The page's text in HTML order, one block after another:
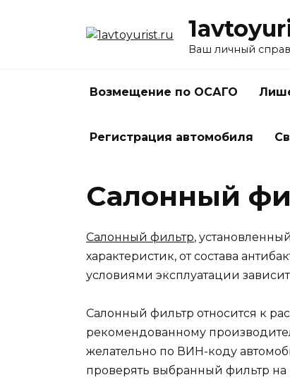
Ваш личный
Возмещение по ОСАГО
Регистрация автомобиля
Салонный
Салонный фильтр,
характеристик, от состава
условиями эксплуатации
Салонный фильтр относится к
рекомендованному
желательно по ВИН-коду
проверять выбранный фильтр